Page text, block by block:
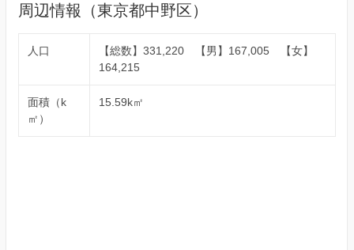
周辺情報（東京都中野区）
人口
【総数】331,220 【男】167,005 【女】
164,215
面積（k
㎡）
15.59k㎡